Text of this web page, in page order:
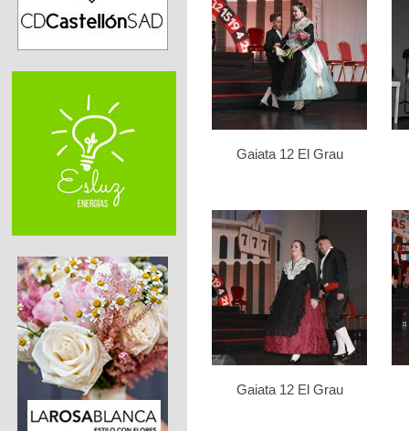
Gaiata 12 El Grau
Gaiata 12 El Grau